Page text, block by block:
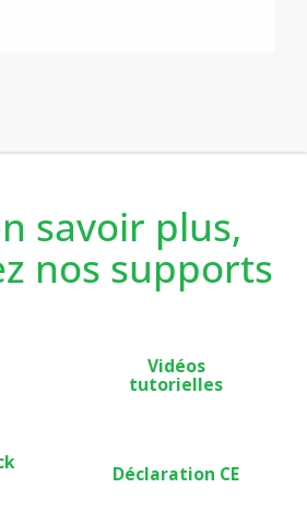
savoir plus,
nos supports
Vidéos
tutorielles
Déclaration CE